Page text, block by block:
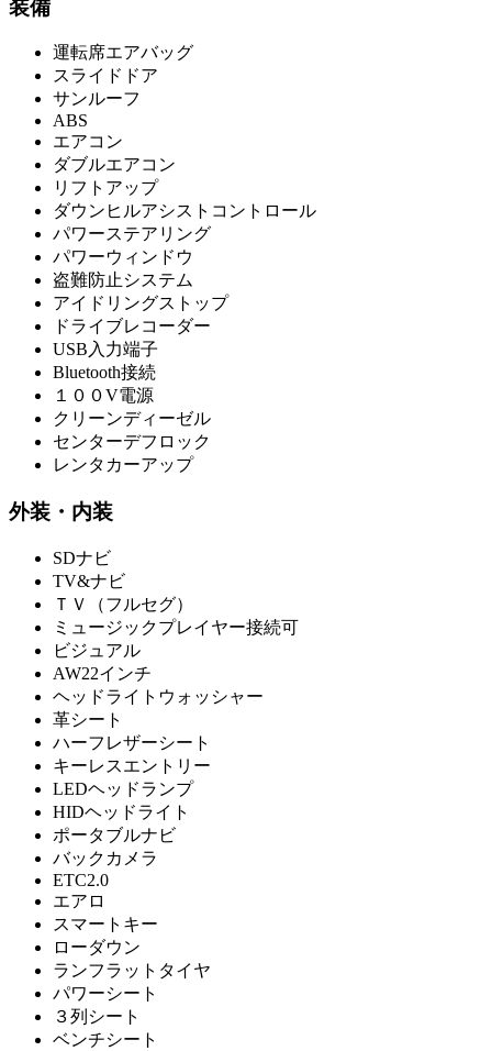
装備
運転席エアバッグ
スライドドア
サンルーフ
ABS
エアコン
ダブルエアコン
リフトアップ
ダウンヒルアシストコントロール
パワーステアリング
パワーウィンドウ
盗難防止システム
アイドリングストップ
ドライブレコーダー
USB入力端子
Bluetooth接続
１００V電源
クリーンディーゼル
センターデフロック
レンタカーアップ
外装・内装
SDナビ
TV&ナビ
ＴＶ（フルセグ）
ミュージックプレイヤー接続可
ビジュアル
AW22インチ
ヘッドライトウォッシャー
革シート
ハーフレザーシート
キーレスエントリー
LEDヘッドランプ
HIDヘッドライト
ポータブルナビ
バックカメラ
ETC2.0
エアロ
スマートキー
ローダウン
ランフラットタイヤ
パワーシート
３列シート
ベンチシート